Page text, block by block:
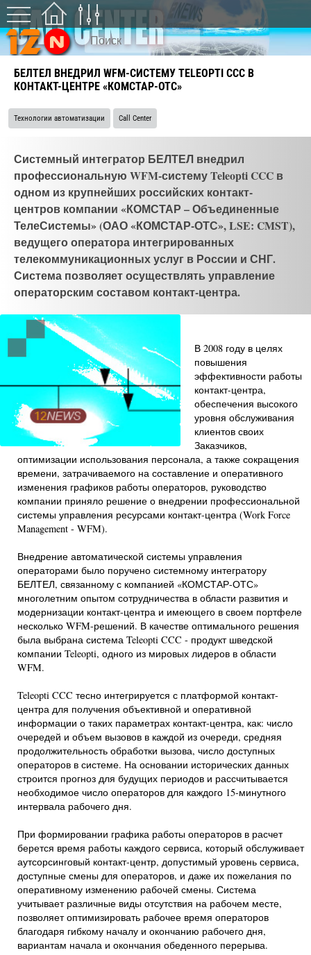
БЕЛТЕЛ ВНЕДРИЛ WFM-СИСТЕМУ TELEOPTI CCC В
КОНТАКТ-ЦЕНТРЕ «КОМСТАР-ОТС»
Технологии автоматизации Call Center
Системный интегратор БЕЛТЕЛ внедрил
профессиональную WFM-систему Teleopti CCC в
одном из крупнейших российских контакт-
центров компании «КОМСТАР – Объединенные
ТелеСистемы» (ОАО «КОМСТАР-ОТС», LSE: CMST),
ведущего оператора интегрированных
телекоммуникационных услуг в России и СНГ.
Система позволяет осуществлять управление
операторским составом контакт-центра.
В 2008 году в целях
повышения
эффективности работы
контакт-центра,
обеспечения высокого
уровня обслуживания
клиентов своих
Заказчиков,
оптимизации использования персонала, а также сокращения
времени, затрачиваемого на составление и оперативного
изменения графиков работы операторов, руководство
компании приняло решение о внедрении профессиональной
системы управления ресурсами контакт-центра (Work Force
Management - WFM).
Внедрение автоматической системы управления
операторами было поручено системному интегратору
БЕЛТЕЛ, связанному с компанией «КОМСТАР-ОТС»
многолетним опытом сотрудничества в области развития и
модернизации контакт-центра и имеющего в своем портфеле
несколько WFM-решений. В качестве оптимального решения
была выбрана система Teleopti CCC - продукт шведской
компании Teleopti, одного из мировых лидеров в области
WFM.
Teleopti CCC тесно интегрируется с платформой контакт-
центра для получения объективной и оперативной
информации о таких параметрах контакт-центра, как: число
очередей и объем вызовов в каждой из очереди, средняя
продолжительность обработки вызова, число доступных
операторов в системе. На основании исторических данных
строится прогноз для будущих периодов и рассчитывается
необходимое число операторов для каждого 15-минутного
интервала рабочего дня.
При формировании графика работы операторов в расчет
берется время работы каждого сервиса, который обслуживает
аутсорсинговый контакт-центр, допустимый уровень сервиса,
доступные смены для операторов, и даже их пожелания по
оперативному изменению рабочей смены. Система
учитывает различные виды отсутствия на рабочем месте,
позволяет оптимизировать рабочее время операторов
благодаря гибкому началу и окончанию рабочего дня,
вариантам начала и окончания обеденного перерыва.